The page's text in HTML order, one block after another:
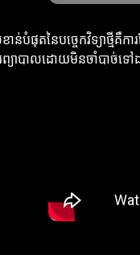
បំផុតនៃបច្ចេកវិទ្យាថ្
ព្យាបាលដោយមិនចាំបាច់ទៅ